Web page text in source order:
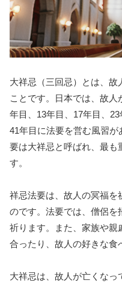
大祥忌（三回忌）とは、故
ことです。日本では、故
年目、13年目、17年目、23
41年目に法要を営む風習
要は大祥忌と呼ばれ、最も
す。
祥忌法要は、故人の冥福を
のです。法要では、僧侶を
祈ります。また、家族や親
合ったり、故人の好きな食
大祥忌は、故人が亡くなっ